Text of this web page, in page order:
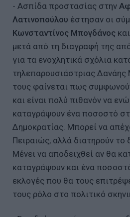
- Ασπίδα προστασίας στην
Λατινοπούλου έστησαν οι
Κωνσταντίνος Μπογδάνος και
μετά από τη διαγραφή της
για τα ενοχλητικά σχόλια
τηλεπαρουσιάστριας Δανάης
τους φαίνεται πως
και είναι πολύ πιθανόν να
καταγράψουν ένα ποσοστό
Δημοκρατίας. Μπορεί να
Πειραιώς, αλλά διατηρούν το
Μένει να αποδειχθεί αν θα
καταγράψουν και ένα
εκλογές που θα τους
τους ρόλο στο πολιτικό